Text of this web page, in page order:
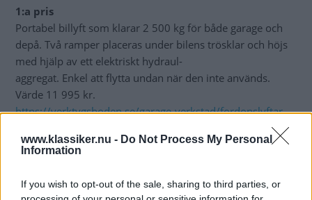
www.klassiker.nu - Do Not Process My Personal
Information
If you wish to opt-out of the sale, sharing to third parties, or
1:a pris
Portabel billyft som klarar 2 500 kg för både garage och
depå. Två ramper placeras under bilens trösklar och höjs
med hjälp av ett elektriskt hydraul-
aggregat. Enkel att flytta undan när den inte används.
Värde 11 995 kr.
https://verktygsboden.se/garage-verkstad/fordonslyftar-